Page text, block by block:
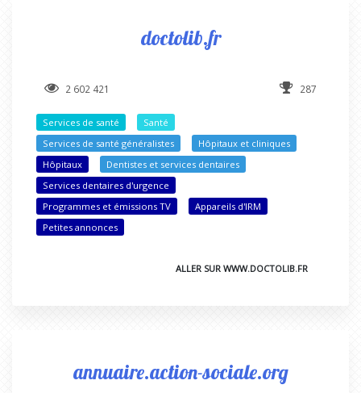
doctolib.fr
2 602 421 287
Services de santé
Santé
Services de santé généralistes
Hôpitaux et cliniques
Hôpitaux
Dentistes et services dentaires
Services dentaires d'urgence
Programmes et émissions TV
Appareils d'IRM
Petites annonces
ALLER SUR WWW.DOCTOLIB.FR
annuaire.action-sociale.org